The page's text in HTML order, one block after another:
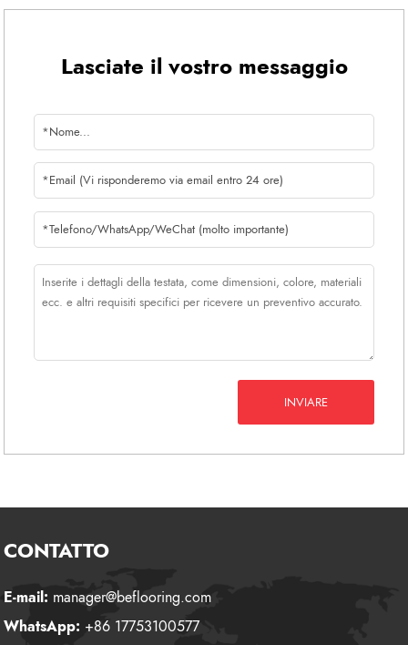
Lasciate il vostro messaggio
INVIARE
CONTATTO
E-mail: manager@beflooring.com
WhatsApp: +86 17753100577